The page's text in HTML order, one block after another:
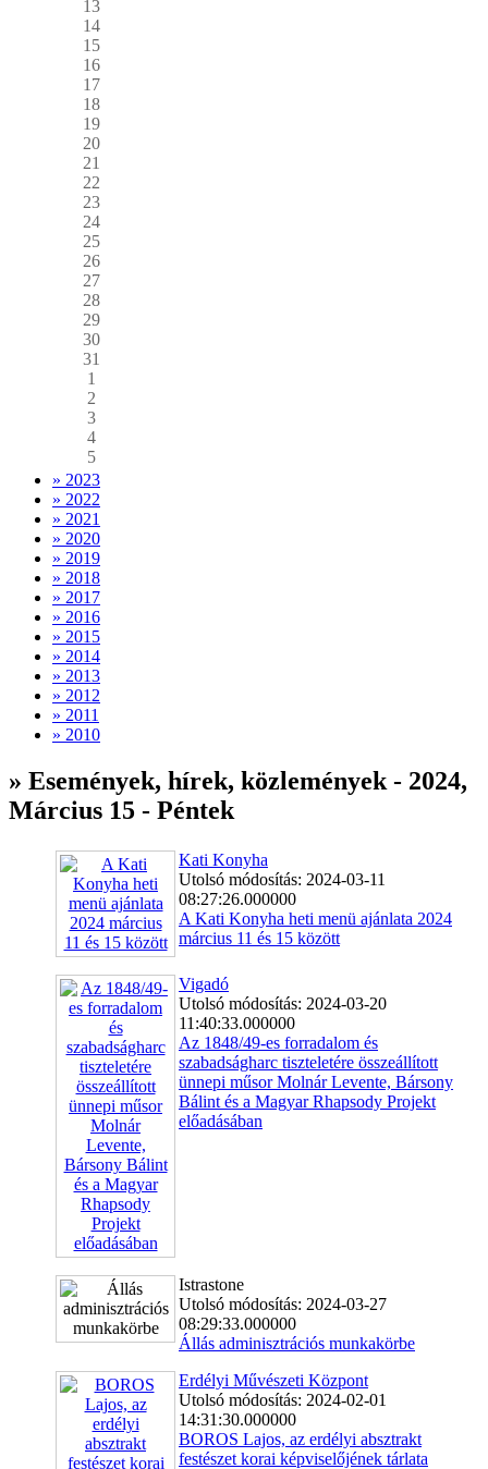
13
14
15
16
17
18
19
20
21
22
23
24
25
26
27
28
29
30
31
1
2
3
4
5
» 2023
» 2022
» 2021
» 2020
» 2019
» 2018
» 2017
» 2016
» 2015
» 2014
» 2013
» 2012
» 2011
» 2010
» Események, hírek, közlemények - 2024,
Március 15 - Péntek
Kati Konyha
Utolsó módosítás: 2024-03-11
08:27:26.000000
A Kati Konyha heti menü ajánlata 2024
március 11 és 15 között
Vigadó
Utolsó módosítás: 2024-03-20
11:40:33.000000
Az 1848/49-es forradalom és
szabadságharc tiszteletére összeállított
ünnepi műsor Molnár Levente, Bársony
Bálint és a Magyar Rhapsody Projekt
előadásában
Istrastone
Utolsó módosítás: 2024-03-27
08:29:33.000000
Állás adminisztrációs munkakörbe
Erdélyi Művészeti Központ
Utolsó módosítás: 2024-02-01
14:31:30.000000
BOROS Lajos, az erdélyi absztrakt
festészet korai képviselőjének tárlata